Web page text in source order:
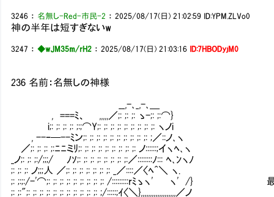
3246 ： 名無し-Red-市民-2 ：2025/08/17(日) 21:02:59 ID:YPM.ZLVo0
神の半年は短すぎないw
3247 ：◆wJM35m/rH2 ：2025/08/17(日) 21:03:16 ID:7HBODyjM0
236 名前：名無しの神様
__,-､_,-､＿
, ===ﾐ、 ,,,,,／;: ;: ;: ゝ-;: ;:⌒}
i;: ;: ;: ;: ;:;⌒Y;: ;: ;: ;: ;: ;: ;: ;: ;: ヽノi
, --ｰ─--ﾐン;: ;: ;: ;: ;: ;: ;: ;: ;: ;: ;／::ノ､ヽ
／;: ;: ;: ;:ﾆﾆミﾘ;: ;: ;: ;: ;: ;: ;: ;: ;: ノ::::::;イヽﾍ､ヽ
_ノ;: ;: ;:/;;;/ ﾉｿ;: ;: ;: ;: ;: ;: ;: ;:／::::::::ﾉ::: ﾍ､ﾝヽﾉ
;: ;: ;: ノ;;;人 ／;: ;: ;: ;: ;: ;: ;: _／::::／〈ﾍ^＼ ヽ.
;: ;:;:/-'⌒;: ;: ;: ;: ;: ;: ;: ;: ;: /:::::::::rﾐゝヽ' ヽ' /} 最
;: ;:";: ;: ;: ;: ;: ;: ;: ;: ;: ;: ;: ;/:::::;ｲ〈＼},,,,,,,,,,,,,,,,,,,／ノ